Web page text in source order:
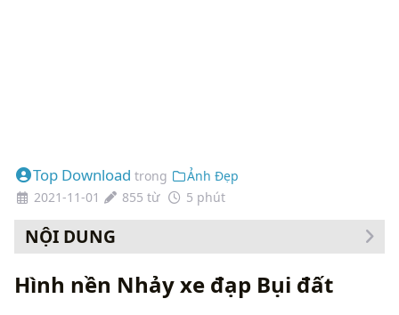
Top Download trong
Ảnh Đẹp
2021-11-01
855 từ 5 phút
NỘI DUNG
Hình nền Nhảy xe đạp Bụi đất